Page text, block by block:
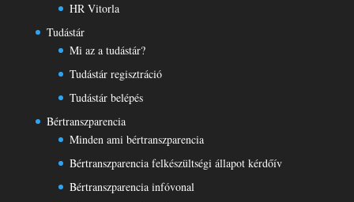
HR Vitorla
Tudástár
Mi az a tudástár?
Tudástár regisztráció
Tudástár belépés
Bértranszparencia
Minden ami bértranszparencia
Bértranszparencia felkészültségi állapot kérdőív
Bértranszparencia infóvonal